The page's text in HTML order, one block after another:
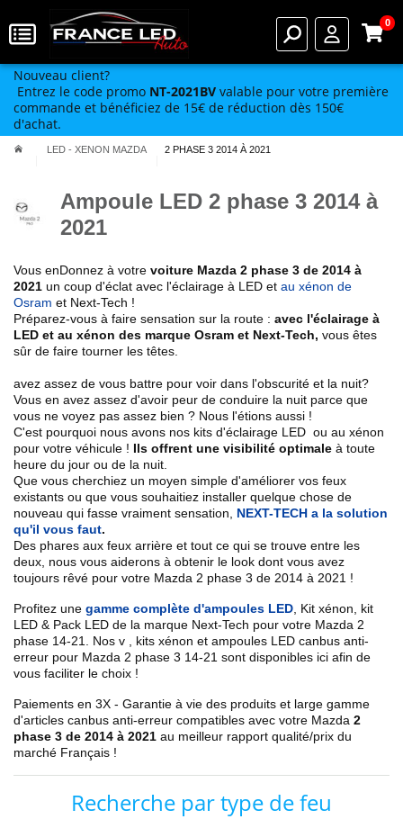
0
Nouveau client?
Entrez le code promo NT-2021BV valable pour votre première
commande et bénéficiez de 15€ de réduction dès 150€
d'achat.
LED - XENON MAZDA 2 PHASE 3 2014 À 2021
Ampoule LED 2 phase 3 2014 à
2021
Vous enDonnez à votre voiture Mazda 2 phase 3 de 2014 à
2021 un coup d'éclat avec l'éclairage à LED et au xénon de
Osram et Next-Tech !
Préparez-vous à faire sensation sur la route : avec l'éclairage à
LED et au xénon des marque Osram et Next-Tech, vous êtes
sûr de faire tourner les têtes.
avez assez de vous battre pour voir dans l'obscurité et la nuit?
Vous en avez assez d'avoir peur de conduire la nuit parce que
vous ne voyez pas assez bien ? Nous l'étions aussi !
C'est pourquoi nous avons nos kits d'éclairage LED ou au xénon
pour votre véhicule ! Ils offrent une visibilité optimale à toute
heure du jour ou de la nuit.
Que vous cherchiez un moyen simple d'améliorer vos feux
existants ou que vous souhaitiez installer quelque chose de
nouveau qui fasse vraiment sensation,
NEXT-TECH a la solution
qu'il vous faut.
Des phares aux feux arrière et tout ce qui se trouve entre les
deux, nous vous aiderons à obtenir le look dont vous avez
toujours rêvé pour votre Mazda 2 phase 3 de 2014 à 2021 !
Profitez une gamme complète d'ampoules LED Kit xénon, kit
LED & Pack LED de la marque Next-Tech pour votre Mazda 2
phase 14-21 . Nos v
, kits xénon et ampoules LED canbus anti-
erreur pour Mazda 2 phase 3 14-21 sont disponibles ici afin de
vous faciliter le choix !
Paiements en 3X - Garantie à vie des produits et large gamme
d'articles canbus anti-erreur compatibles avec votre Mazda 2
phase 3 de 2014 à 2021 au meilleur rapport qualité/prix du
marché Français !
Recherche par type de feu